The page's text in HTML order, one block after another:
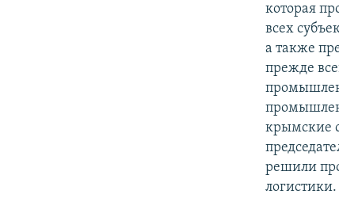
которая
всех
а также
прежде
крымские
решили